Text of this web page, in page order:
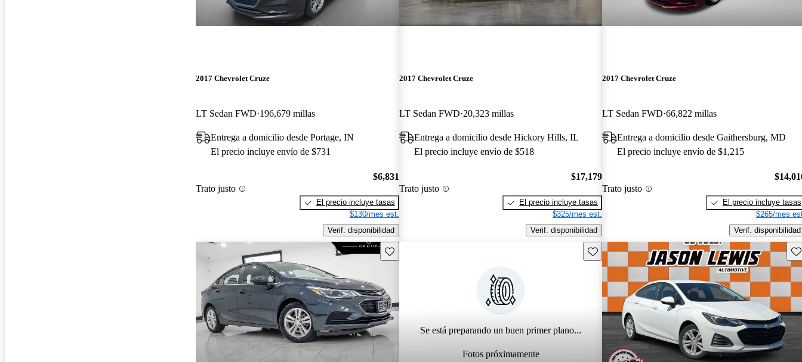
2017 Chevrolet Cruze
LT Sedan FWD 196,679 millas
Entrega a domicilio desde Portage, IN
El precio incluye envío de $731
Trato justo
$6,831
El precio incluye tasas
$130/mes est.
Verif. disponibilidad
2017 Chevrolet Cruze
LT Sedan FWD 20,323 millas
Entrega a domicilio desde Hickory Hills, IL
El precio incluye envío de $518
Trato justo
$17,179
El precio incluye tasas
$325/mes est.
Verif. disponibilidad
2017 Chevrolet Cruze
LT Sedan FWD 66,822 millas
Entrega a domicilio desde Gaithersburg, MD
El precio incluye envío de $1,215
Trato justo
El precio incluye tasas
$265/mes
Verif. disponibilidad
Guarda este Aviso
Se está preparando un buen primer plano...
Fotos próximamente
Guarda este Aviso